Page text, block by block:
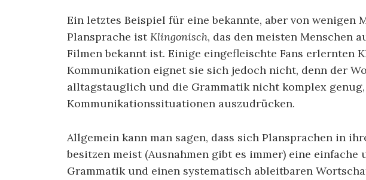
Ein letztes Beispiel für eine bekannte, aber von wenigen
Plansprache istKlingonisch, das den meisten Menschen
Filmen bekannt ist. Einige eingefleischte Fans erlernten
Kommunikation eignet sie sich jedoch nicht, denn der
alltagstauglich und die Grammatik nicht komplex
Kommunikationssituationen auszudrücken.
Allgemein kann man sagen, dass sich Plansprachen in
besitzen meist (Ausnahmen gibt es immer) eine einfache
Grammatik und einen systematisch ableitbaren